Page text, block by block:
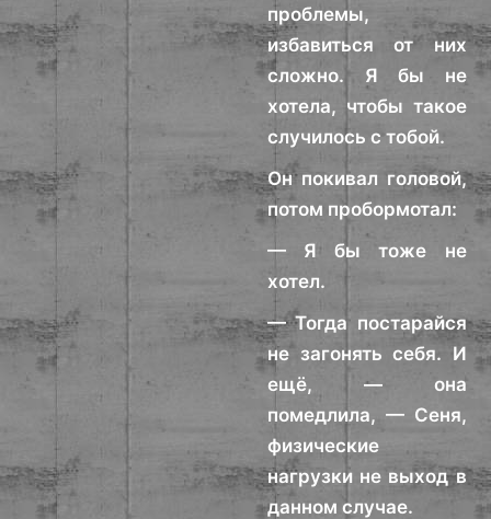
проблемы,
избавиться от них
сложно. Я бы не
хотела, чтобы такое
случилось с тобой.
Он покивал головой,
потом пробормотал:
— Я бы тоже не
хотел.
— Тогда постарайся
не загонять себя. И
ещё, — она
помедлила, — Сеня,
физические
нагрузки не выход в
данном случае.